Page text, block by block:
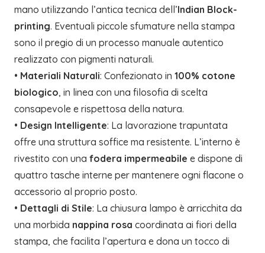
mano utilizzando l’antica tecnica dell’Indian Block-
printing. Eventuali piccole sfumature nella stampa
sono il pregio di un processo manuale autentico
realizzato con pigmenti naturali.
• Materiali Naturali: Confezionato in 100% cotone
biologico, in linea con una filosofia di scelta
consapevole e rispettosa della natura.
• Design Intelligente: La lavorazione trapuntata
offre una struttura soffice ma resistente. L’interno è
rivestito con una fodera impermeabile e dispone di
quattro tasche interne per mantenere ogni flacone o
accessorio al proprio posto.
• Dettagli di Stile: La chiusura lampo è arricchita da
una morbida nappina rosa coordinata ai fiori della
stampa, che facilita l’apertura e dona un tocco di